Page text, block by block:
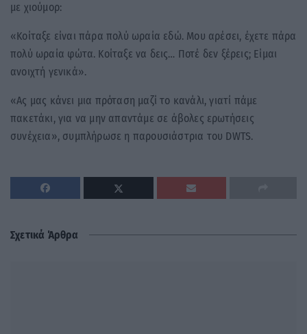
με χιούμορ:
«Κοίταξε είναι πάρα πολύ ωραία εδώ. Μου αρέσει, έχετε πάρα
πολύ ωραία φώτα. Κοίταξε να δεις… Ποτέ δεν ξέρεις; Είμαι
ανοιχτή γενικά».
«Ας μας κάνει μια πρόταση μαζί το κανάλι, γιατί πάμε
πακετάκι, για να μην απαντάμε σε άβολες ερωτήσεις
συνέχεια», συμπλήρωσε η παρουσιάστρια του DWTS.
Σχετικά Άρθρα